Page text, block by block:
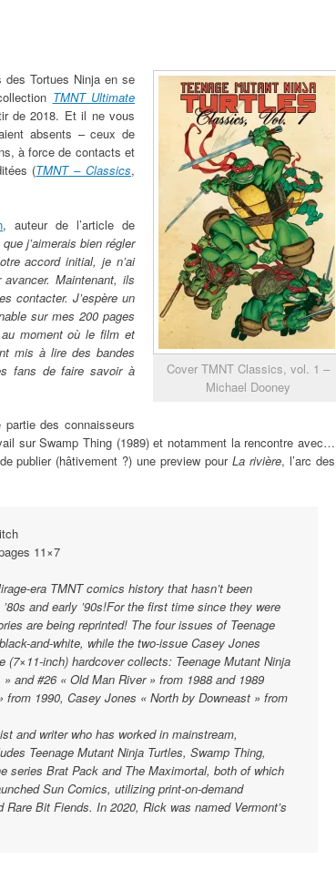
Cover TMNT Classics, vol. 1 –
Michael Dooney
Tortues Ninja en se
TMNT Ultimate
de 2018. Et il ne vous
absents – ceux de
à force de contacts et
(TMNT – Classics,
, auteur de l’article de
j’aimerais bien régler
accord initial, je n’ai
Maintenant, ils
contacter. J’espère un
sur mes 200 pages
moment où le film et
mis à lire des bandes
fans de faire savoir à
partie des connaisseurs
sur Swamp Thing (1989) et notamment la rencontre avec…
de publier (hâtivement ?) une preview pourLa rivière, l’arc des
11×7
era TMNT comics history that hasn’t been
and early ’90s!For the first time since they were
are being reprinted! The four issues of Teenage
and-white, while the two-issue Casey Jones
inch) hardcover collects: Teenage Mutant Ninja
and #26 « Old Man River » from 1988 and 1989
1990, Casey Jones « North by Downeast » from
and writer who has worked in mainstream,
Teenage Mutant Ninja Turtles, Swamp Thing,
series Brat Pack and The Maximortal, both of which
Sun Comics, utilizing print-on-demand
Bit Fiends. In 2020, Rick was named Vermont’s